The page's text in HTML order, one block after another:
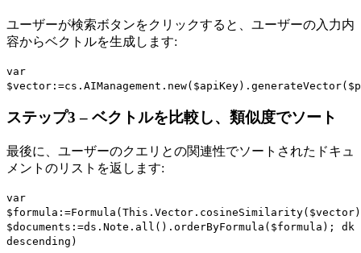
ユーザーが検索ボタンをクリックすると、ユーザーの入力内
容からベクトルを生成します:
var
$vector :=cs . AIManagement . new( $apiKey). generateVector(
ステップ3 – ベクトルを比較し、類似度でソート
最後に、ユーザーのクエリとの関連性でソートされたドキュ
メントのリストを返します:
var
$formula :=Formula ( This . Vector . cosineSimilarity( $vector)
$documents :=ds . Note . all (). orderByFormula ( $formula ); dk
descending )